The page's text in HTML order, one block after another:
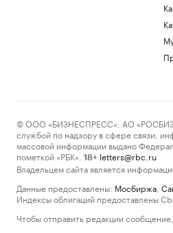
© ООО «БИЗНЕСПРЕСС», АО
службой по надзору в сфере связи,
массовой информации выдано
пометкой «РБК».
18+ letters@rbc.ru
Владельцем сайта является
Данные предоставлены: Мосбиржа
Индексы облигаций предоставлены
Чтобы отправить редакции